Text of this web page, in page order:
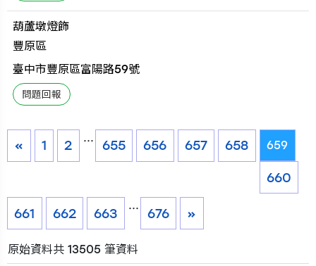
葫蘆墩燈飾
豐原區
臺中市豐原區富陽路59號
« 1 2
...
655 656 657 658 659
660
661 662 663
...
676 »
原始資料共 13505 筆資料